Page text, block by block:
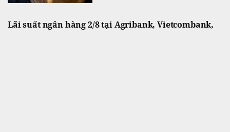
Lãi suất ngân hàng 2/8 tại Agribank, Vietcombank,